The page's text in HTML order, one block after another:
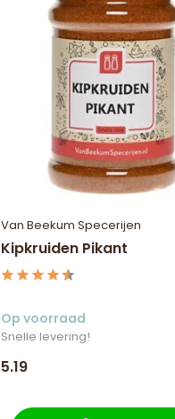
Van Beekum Specerijen
Kipkruiden Pikant
Op voorraad
Snelle levering!
5.19